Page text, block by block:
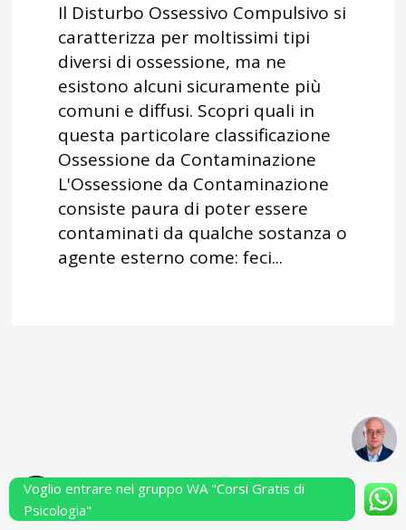
Il Disturbo Ossessivo Compulsivo si
caratterizza per moltissimi tipi
diversi di ossessione, ma ne
esistono alcuni sicuramente più
comuni e diffusi. Scopri quali in
questa particolare classificazione
Ossessione da Contaminazione
L'Ossessione da Contaminazione
consiste paura di poter essere
contaminati da qualche sostanza o
agente esterno come: feci...
Powered by Performarsi S.a.s.
Voglio entrare nel gruppo WA "Corsi Gratis di
Psicologia"